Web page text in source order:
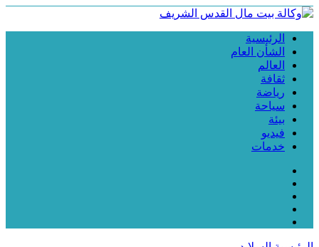
الرئيسية
الشأن العام
العالم
ثقافة
رياضة
سياحة
بيئة
فيديو
خدمات